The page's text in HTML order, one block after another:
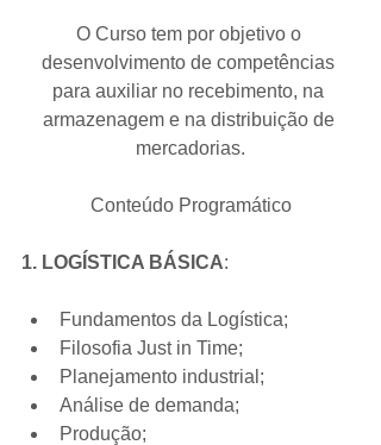
O Curso tem por objetivo o
desenvolvimento de competências
para auxiliar no recebimento, na
armazenagem e na distribuição de
mercadorias.​
Conteúdo Programático
1. LOGÍSTICA BÁSICA:
Fundamentos da Logística;
Filosofia Just in Time;
Planejamento industrial;
Análise de demanda;
Produção;